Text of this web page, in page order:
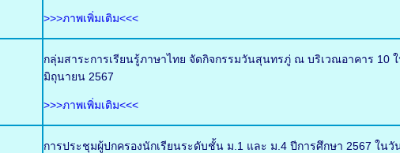
>>>ภาพเพิ่มเติม<<<
กลุ่มสาระการเรียนรู้ภาษาไทย จัดกิจกรรมวันสุนทรภู่ ณ บริเวณอาคาร 10
มิถุนายน 2567
>>>ภาพเพิ่มเติม<<<
การประชุมผู้ปกครองนักเรียนระดับชั้น ม.1 และ ม.4 ปีการศึกษา 2567 ในวั